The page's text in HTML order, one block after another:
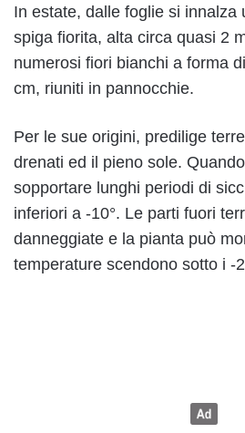
In estate, dalle foglie si innalza
spiga fiorita, alta circa quasi 2
numerosi fiori bianchi a forma
cm, riuniti in pannocchie.
Per le sue origini, predilige
drenati ed il pieno sole.
sopportare lunghi periodi di
inferiori a -10°. Le parti fuori
danneggiate e la pianta può
temperature scendono sotto i -